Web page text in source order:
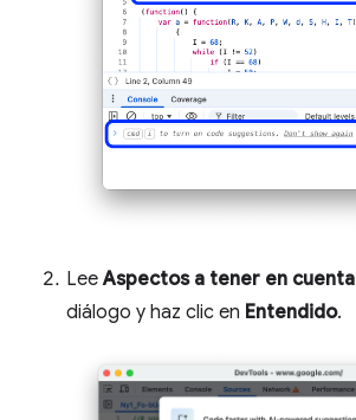
LeeAspectos a tener en cuenta
diálogo y haz clic en Entendido.